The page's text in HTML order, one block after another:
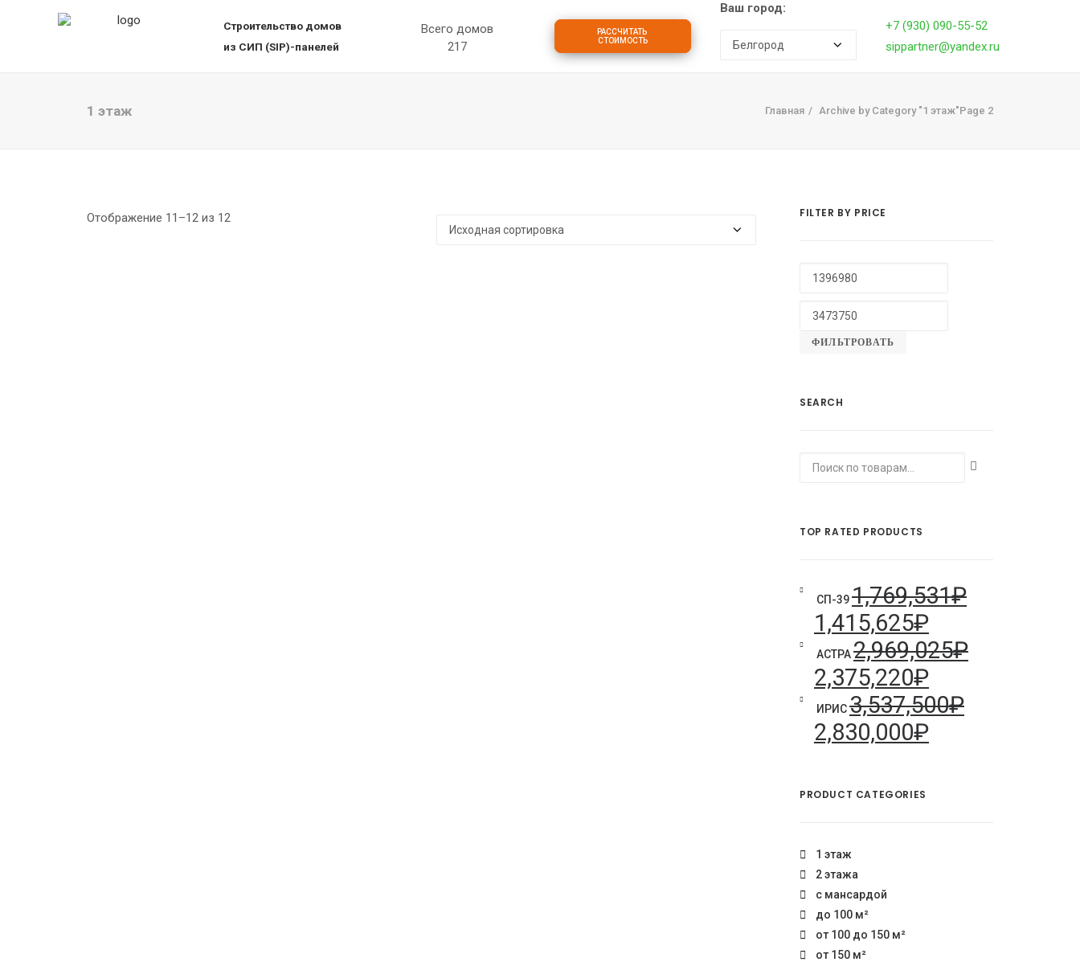
СипПартнер ПРОЕКТЫ О КОМПАНИИ ДОМА ИПОТЕКА НА СТРОИТЕЛЬСТВО О ТЕХНОЛОГИИ
Строительство домов
из СИП (SIP)-панелей
Всего домов
21 7
РАССЧИТАТЬ
СТОИМОСТЬ
Ваш город:
+7 (930) 090-55-52
sippartner@yandex.ru
1 этаж Главная Archive by Category "1 этаж"Page 2
Отображение 11–12 из 12 FILTER BY PRICE
ФИЛЬТРОВАТЬ
SEARCH
Искать:
TOP RATED PRODUCTS
СП-391,769,531₽
1,415,625₽
АСТРА2,969,025₽
2,375,220₽
ИРИС3,537,500₽
2,830,000₽
PRODUCT CATEGORIES
1 этаж
2 этажа
с мансардой
до 100 м²
от 100 до 150 м²
от 150 м²